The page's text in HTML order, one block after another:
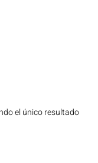
el único resultado